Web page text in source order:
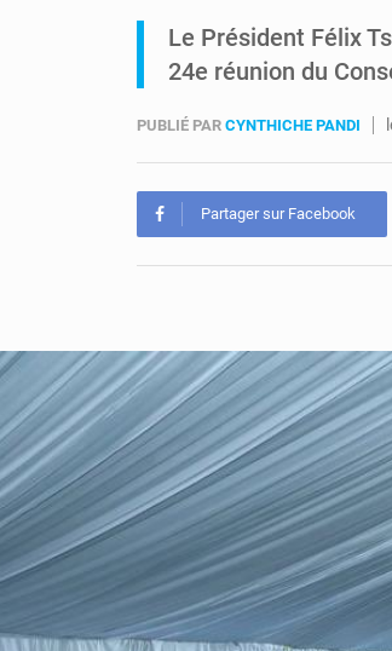
Le Président Félix
24e réunion du
PUBLIÉ PAR CYNTHICHE PANDI
Partager sur Facebook